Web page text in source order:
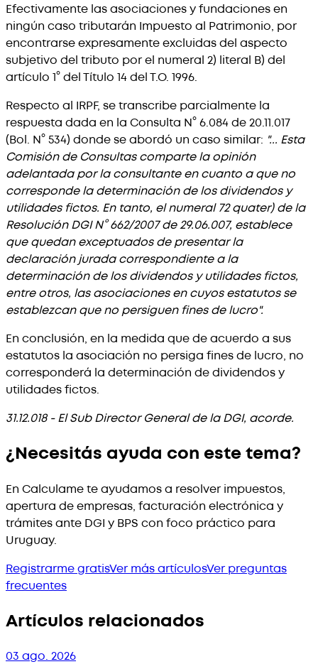
Efectivamente las asociaciones y fundaciones en
ningún caso tributarán Impuesto al Patrimonio, por
encontrarse expresamente excluidas del aspecto
subjetivo del tributo por el numeral 2) literal B) del
artículo 1° del Título 14 del T.O. 1996.
Respecto al IRPF, se transcribe parcialmente la
respuesta dada en la Consulta N° 6.084 de 20.11.017
(Bol. N° 534) donde se abordó un caso similar: "... Esta
Comisión de Consultas comparte la opinión
adelantada por la consultante en cuanto a que no
corresponde la determinación de los dividendos y
utilidades fictos. En tanto, el numeral 72 quater) de la
Resolución DGI N° 662/2007 de 29.06.007, establece
que quedan exceptuados de presentar la
declaración jurada correspondiente a la
determinación de los dividendos y utilidades fictos,
entre otros, las asociaciones en cuyos estatutos se
establezcan que no persiguen fines de lucro".
En conclusión, en la medida que de acuerdo a sus
estatutos la asociación no persiga fines de lucro, no
corresponderá la determinación de dividendos y
utilidades fictos.
31.12.018 - El Sub Director General de la DGI, acorde.
¿Necesitás ayuda con este tema?
En Calculame te ayudamos a resolver impuestos,
apertura de empresas, facturación electrónica y
trámites ante DGI y BPS con foco práctico para
Uruguay.
Registrarme gratisVer más artículosVer preguntas
frecuentes
Artículos relacionados
03 ago. 2026